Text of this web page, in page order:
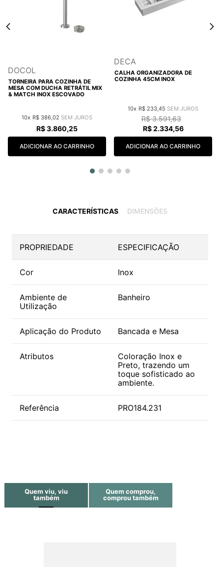
DOCOL
TORNEIRA PARA COZINHA DE
MESA COM DUCHA RETRÁTIL MIX
& MATCH INOX ESCOVADO
10 R$ 386,02
R$3.860,25
ADICIONAR AO CARRINHO
DECA
CALHA ORGANIZADORA DE
COZINHA 45CM INOX
10 R$ 233,45
R$ 3.591,63
R$ 2.334,56
ADICIONAR AO CARRINHO
CARACTERÍSTICAS DIMENSÕES
PROPRIEDADE ESPECIFICAÇÃO
Cor Inox
Ambiente de
Utilização
Banheiro
Aplicação do Produto Bancada e Mesa
Atributos
Coloração Inox e
Preto, trazendo um
toque sofisticado ao
ambiente.
Referência PRO184.231
Quem viu, viu
também
Quem comprou,
comprou também